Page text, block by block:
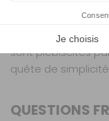
voyageurs une
conçus pour
sont plébiscités
quête de
QUESTIONS